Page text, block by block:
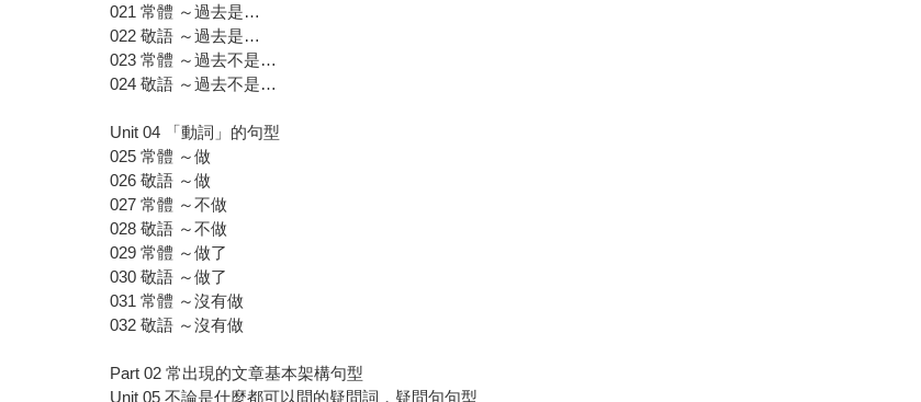
021 常體 ～過去是…
022 敬語 ～過去是…
023 常體 ～過去不是…
024 敬語 ～過去不是…
Unit 04 「動詞」的句型
025 常體 ～做
026 敬語 ～做
027 常體 ～不做
028 敬語 ～不做
029 常體 ～做了
030 敬語 ～做了
031 常體 ～沒有做
032 敬語 ～沒有做
Part 02 常出現的文章基本架構句型
Unit 05 不論是什麼都可以問的疑問詞，疑問句句型